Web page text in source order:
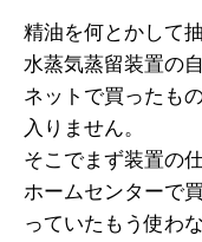
精油を何とかして
水蒸気蒸留装置の
ネットで買ったも
入りません。
そこでまず装置の
ホームセンターで
っていたもう使わ